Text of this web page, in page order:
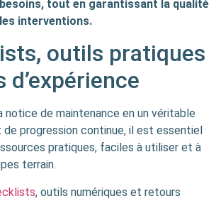
tout en garantissant la qualité
interventions.
outils pratiques
notice de maintenance en un véritable
progression continue, il est essentiel
pratiques, faciles à utiliser et à
terrain.
, outils numériques et retours